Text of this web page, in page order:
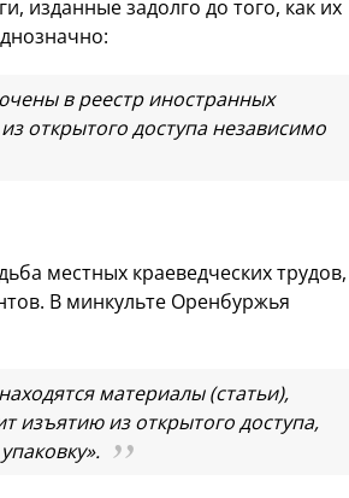
изданные задолго до того, как их
в реестр иностранных
открытого доступа независимо
местных краеведческих трудов,
В минкульте Оренбуржья
материалы (статьи),
изъятию из открытого доступа,